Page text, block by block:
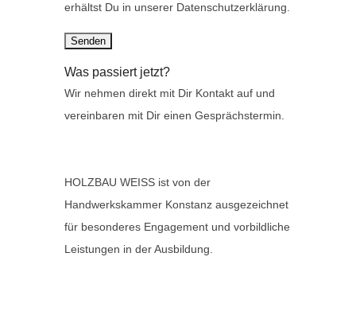
erhältst Du in unserer Datenschutzerklärung.
Was passiert jetzt?
Wir nehmen direkt mit Dir Kontakt auf und
vereinbaren mit Dir einen Gesprächstermin.
HOLZBAU WEISS ist von der
Handwerkskammer Konstanz ausgezeichnet
für besonderes Engagement und vorbildliche
Leistungen in der Ausbildung.